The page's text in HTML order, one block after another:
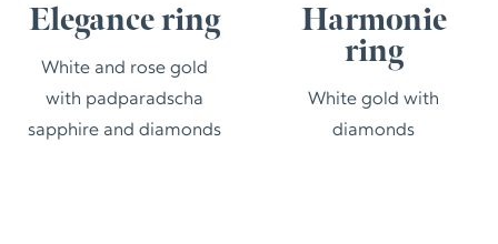
Elegance ring
White and rose gold
with padparadscha
sapphire and diamonds
Harmonie
ring
White gold with
diamonds